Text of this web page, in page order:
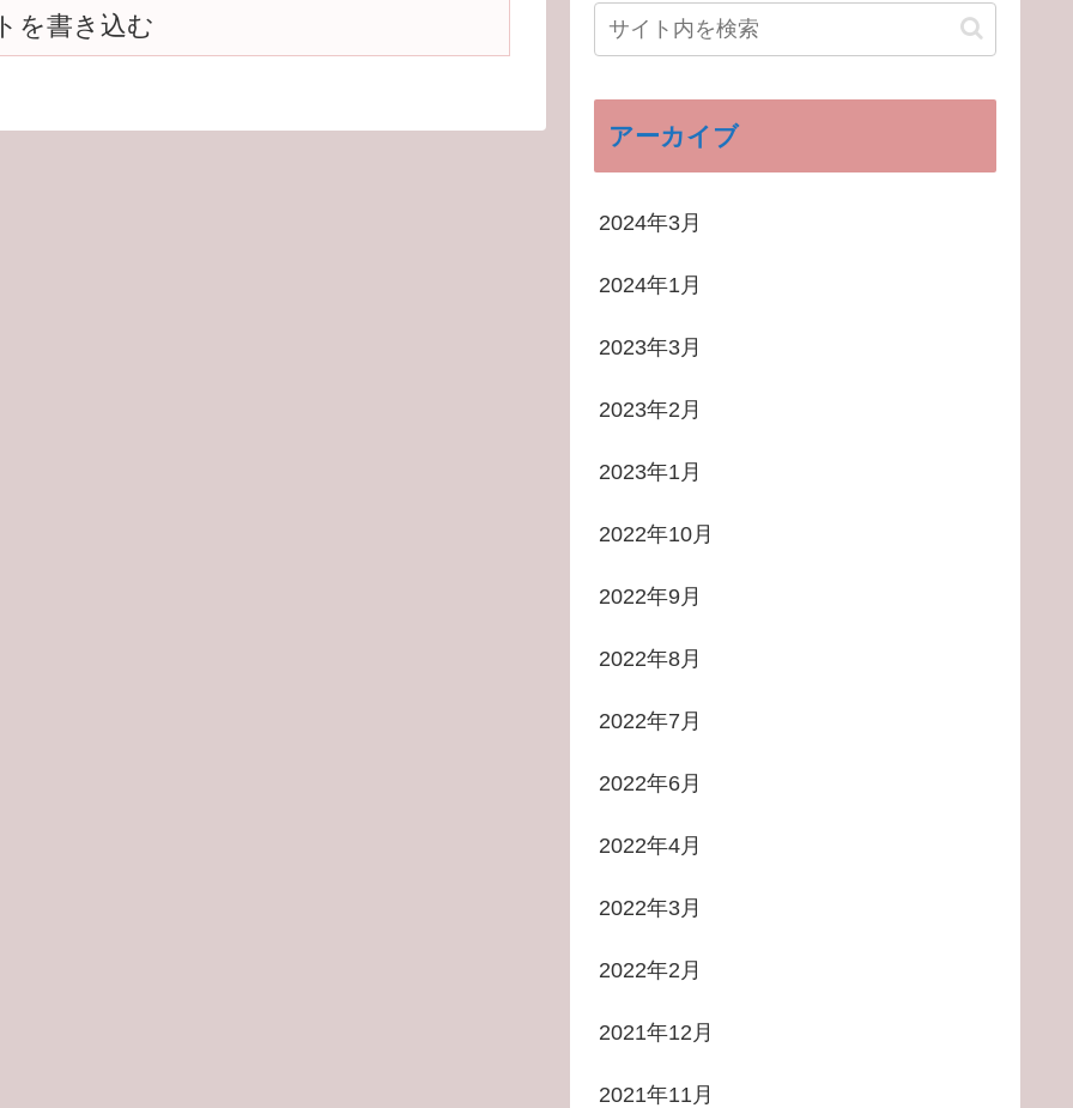
を書き込む
アーカイブ
2024年3月
2024年1月
2023年3月
2023年2月
2023年1月
2022年10月
2022年9月
2022年8月
2022年7月
2022年6月
2022年4月
2022年3月
2022年2月
2021年12月
2021年11月